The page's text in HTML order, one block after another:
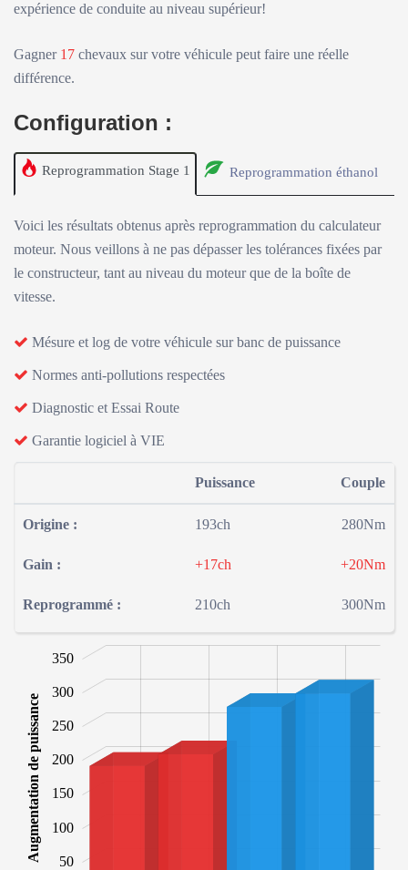
expérience de conduite au niveau supérieur!
Gagner 17 chevaux sur votre véhicule peut faire une réelle
différence.
Configuration :
Reprogrammation Stage 1 Reprogrammation éthanol
Voici les résultats obtenus après reprogrammation du calculateur
moteur. Nous veillons à ne pas dépasser les tolérances fixées par
le constructeur, tant au niveau du moteur que de la boîte de
vitesse.
Mésure et log de votre véhicule sur banc de puissance
Normes anti-pollutions respectées
Diagnostic et Essai Route
Garantie logiciel à VIE
Puissance Couple
Origine : 193ch 280Nm
Gain : +17ch +20Nm
Reprogrammé : 210ch 300Nm
Augmentation de puissance 50
100
150
200
250
300
350